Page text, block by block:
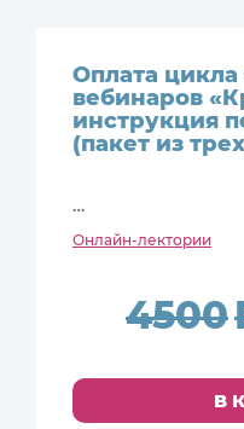
Оплата
вебинаров
инструкция
(пакет из
…
Онлайн-лектории
4500
В